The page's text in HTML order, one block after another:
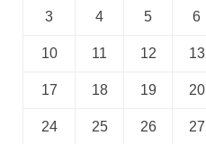
3 4 5 6
10 11 12 13
17 18 19 20
24 25 26 27